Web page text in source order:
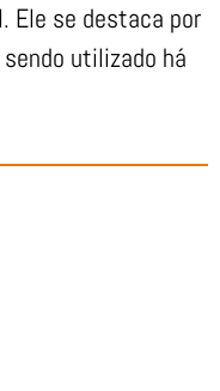
Ele se destaca por
utilizado há